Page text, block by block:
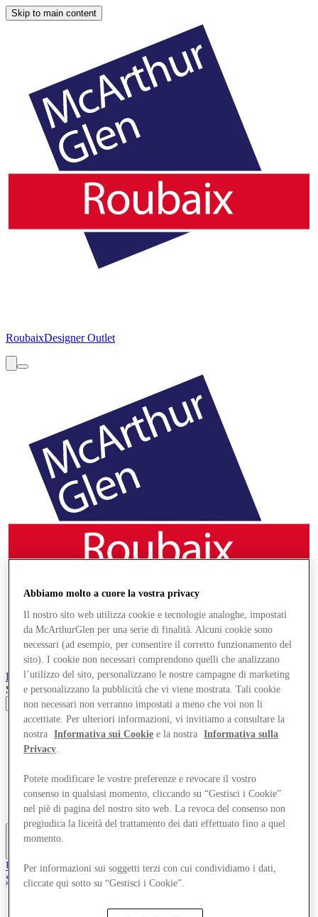
Skip to main content
RoubaixDesigner Outlet
RoubaixDesigner Outlet
Search input
Negozi
Offerte
Visita
Mangia e Bevi
Gift Card
Servizi
Unisciti al Club
Salvata
it
Abbiamo molto a cuore la vostra privacy
Il nostro sito web utilizza cookie e tecnologie analoghe, impostati
da McArthurGlen per una serie di finalità. Alcuni cookie sono
necessari (ad esempio, per consentire il corretto funzionamento del
sito). I cookie non necessari comprendono quelli che analizzano
l’utilizzo del sito, personalizzano le nostre campagne di marketing
e personalizzano la pubblicità che vi viene mostrata. Tali cookie
non necessari non verranno impostati a meno che voi non li
accettiate. Per ulteriori informazioni, vi invitiamo a consultare la
nostra
Informativa sui Cookie e la nostra
Informativa sulla
Privacy
Potete modificare le vostre preferenze e revocare il vostro
consenso in qualsiasi momento, cliccando su “Gestisci i Cookie”
nel piè di pagina del nostro sito web. La revoca del consenso non
pregiudica la liceità del trattamento dei dati effettuato fino a quel
momento.
Per informazioni sui soggetti terzi con cui condividiamo i dati,
cliccate qui sotto su “Gestisci i Cookie”.